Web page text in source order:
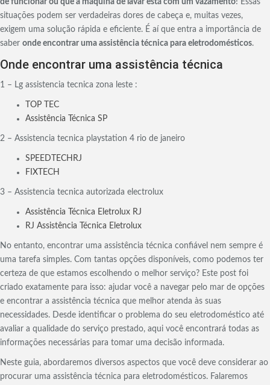
de funcionar ou que a máquina de lavar está com um vazamento! Essas
situações podem ser verdadeiras dores de cabeça e, muitas vezes,
exigem uma solução rápida e eficiente. É aí que entra a importância de
saber onde encontrar uma assistência técnica para eletrodomésticos.
Onde encontrar uma assistência técnica
1 – Lg assistencia tecnica zona leste :
TOP TEC
Assistência Técnica SP
2 – Assistencia tecnica playstation 4 rio de janeiro
SPEEDTECHRJ
FIXTECH
3 – Assistencia tecnica autorizada electrolux
Assistência Técnica Eletrolux RJ
RJ Assistência Técnica Eletrolux
No entanto, encontrar uma assistência técnica confiável nem sempre é
uma tarefa simples. Com tantas opções disponíveis, como podemos ter
certeza de que estamos escolhendo o melhor serviço? Este post foi
criado exatamente para isso: ajudar você a navegar pelo mar de opções
e encontrar a assistência técnica que melhor atenda às suas
necessidades. Desde identificar o problema do seu eletrodoméstico até
avaliar a qualidade do serviço prestado, aqui você encontrará todas as
informações necessárias para tomar uma decisão informada.
Neste guia, abordaremos diversos aspectos que você deve considerar ao
procurar uma assistência técnica para eletrodomésticos. Falaremos